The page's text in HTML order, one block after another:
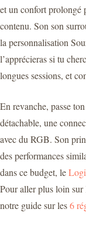
et un confort prolongé
contenu. Son son
la personnalisation
l’apprécieras si tu
longues sessions, et
En revanche, passe
détachable, une
avec du RGB. Son
des performances
dans ce budget, le
Pour aller plus loin sur
notre guide sur les6